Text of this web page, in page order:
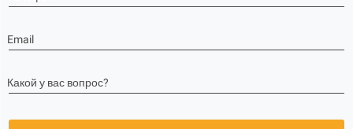
Email
Какой у вас вопрос?